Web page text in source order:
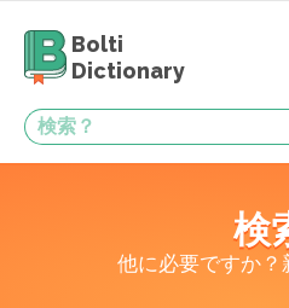
Bolti
Dictionary
検
他に必要ですか？